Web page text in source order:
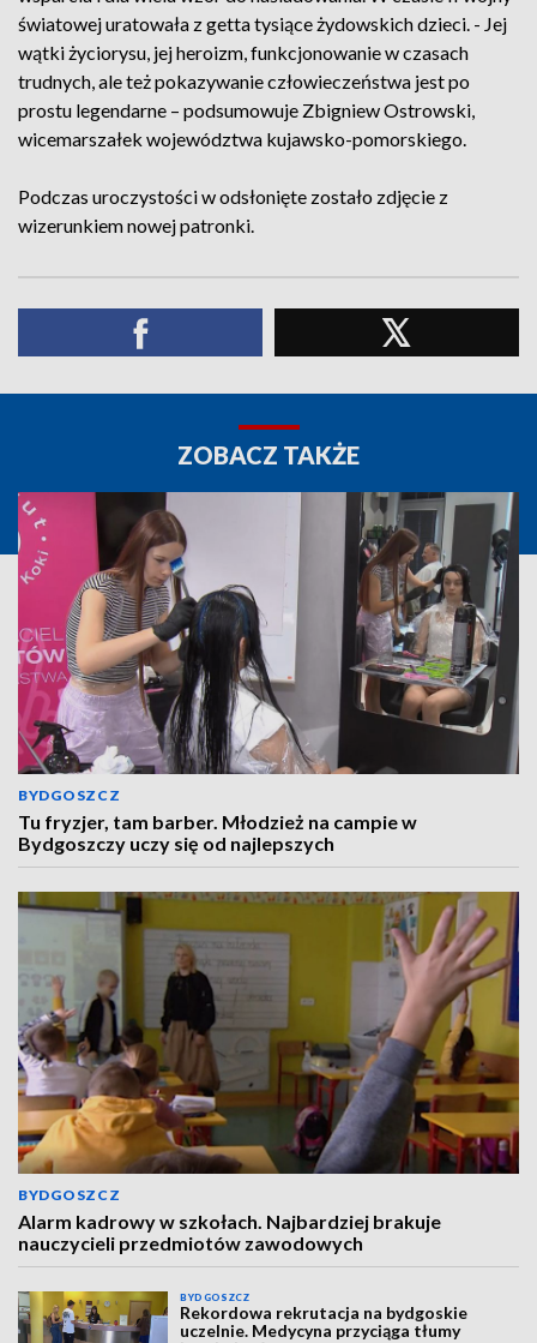
światowej uratowała z getta tysiące żydowskich dzieci. - Jej
wątki życiorysu, jej heroizm, funkcjonowanie w czasach
trudnych, ale też pokazywanie człowieczeństwa jest po
prostu legendarne – podsumowuje Zbigniew Ostrowski,
wicemarszałek województwa kujawsko-pomorskiego.
Podczas uroczystości w odsłonięte zostało zdjęcie z
wizerunkiem nowej patronki.
ZOBACZ TAKŻE
BYDGOSZCZ
Tu fryzjer, tam barber. Młodzież na campie w
Bydgoszczy uczy się od najlepszych
BYDGOSZCZ
Alarm kadrowy w szkołach. Najbardziej brakuje
nauczycieli przedmiotów zawodowych
BYDGOSZCZ
Rekordowa rekrutacja na bydgoskie
uczelnie. Medycyna przyciąga tłumy